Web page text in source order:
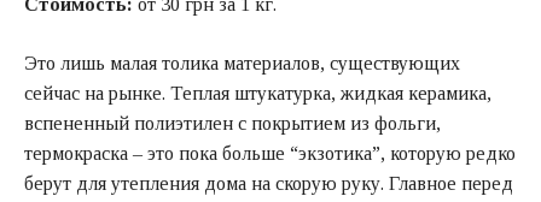
Стоимость: от 30 грн за 1 кг.
Это лишь малая толика материалов, существующих
сейчас на рынке. Теплая штукатурка, жидкая керамика,
вспененный полиэтилен с покрытием из фольги,
термокраска – это пока больше “экзотика”, которую редко
берут для утепления дома на скорую руку. Главное перед